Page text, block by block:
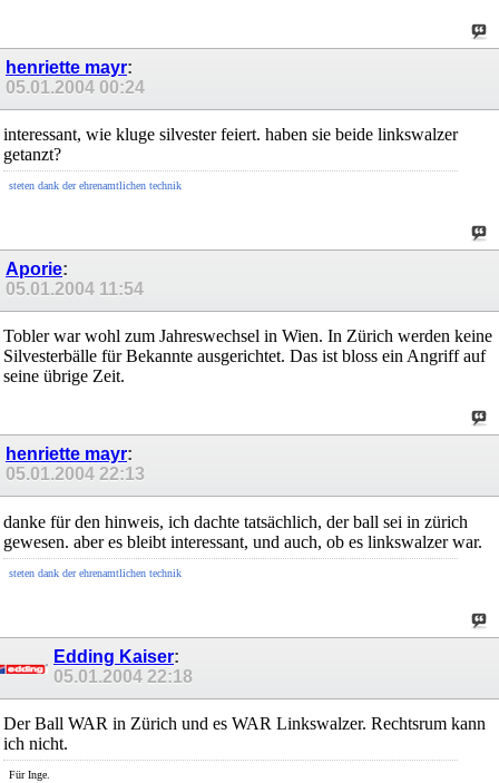
henriette mayr:
05.01.2004 00:24
interessant, wie kluge silvester feiert. haben sie beide linkswalzer
getanzt?
steten dank der ehrenamtlichen technik
Aporie:
05.01.2004 11:54
Tobler war wohl zum Jahreswechsel in Wien. In Zürich werden keine
Silvesterbälle für Bekannte ausgerichtet. Das ist bloss ein Angriff auf
seine übrige Zeit.
henriette mayr:
05.01.2004 22:13
danke für den hinweis, ich dachte tatsächlich, der ball sei in zürich
gewesen. aber es bleibt interessant, und auch, ob es linkswalzer war.
steten dank der ehrenamtlichen technik
Edding Kaiser:
05.01.2004 22:18
Der Ball WAR in Zürich und es WAR Linkswalzer. Rechtsrum kann
ich nicht.
Für Inge.